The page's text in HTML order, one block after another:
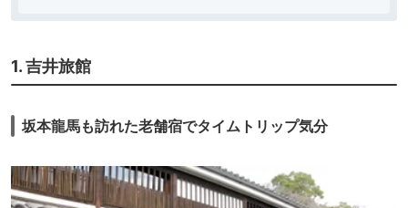
1. 吉井旅館
坂本龍馬も訪れた老舗宿でタイムトリップ気分